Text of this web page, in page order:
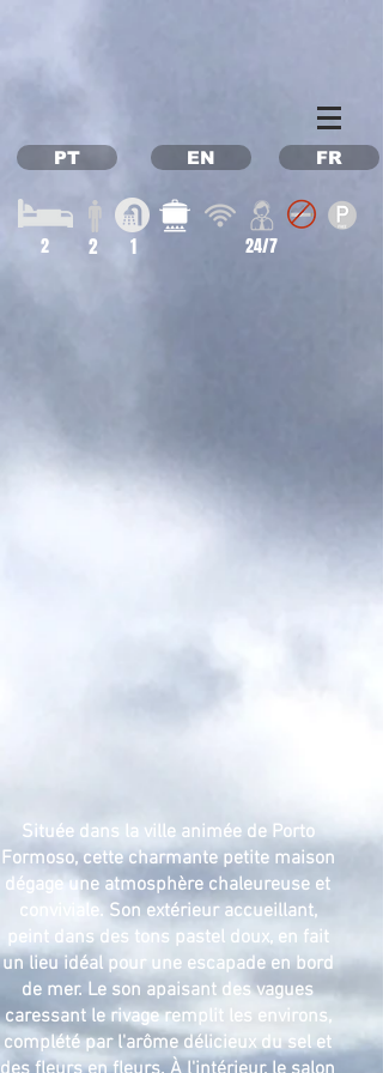
PT EN FR
2 2 1 24/7
Située dans la ville animée de Porto
Formoso, cette charmante petite maison
dégage une atmosphère chaleureuse et
conviviale. Son extérieur accueillant,
peint dans des tons pastel doux, en fait
un lieu idéal pour une escapade en bord
de mer. Le son apaisant des vagues
caressant le rivage remplit les environs,
complété par l'arôme délicieux du sel et